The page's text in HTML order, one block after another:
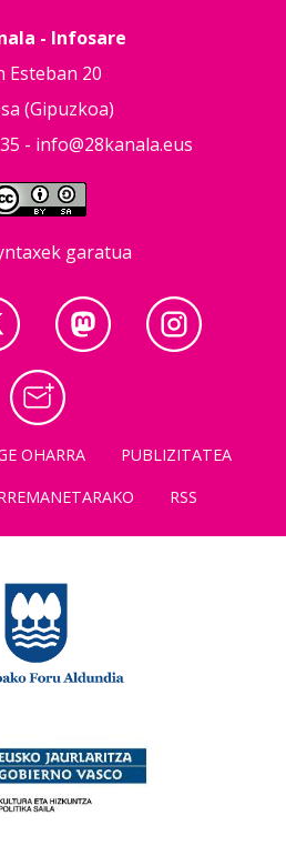
- Infosare
Esteban 20
(Gipuzkoa)
- info@28kanala.eus
garatua
OHARRA
PUBLIZITATEA
RSS